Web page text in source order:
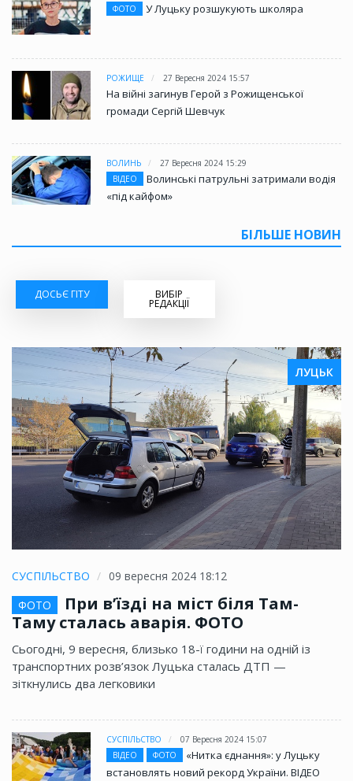
ФОТО
У Луцьку розшукують школяра
РОЖИЩЕ 27 Вересня 2024 15:57
На війні загинув Герой з Рожищенської
громади Сергій Шевчук
ВОЛИНЬ
27 Вересня 2024 15:29
ВІДЕО
Волинські патрульні затримали водія
«під кайфом»
БІЛЬШЕ НОВИН
ДОСЬЄ ГІТУ ВИБІР
РЕДАКЦІЇ
ЛУЦЬК
СУСПІЛЬСТВО
09 вересня 2024 18:12
ФОТО
При в’їзді на міст біля Там-
Таму сталась аварія. ФОТО
Сьогодні, 9 вересня, близько 18-ї години на одній із
транспортних розв’язок Луцька сталась ДТП —
зіткнулись два легковики
СУСПІЛЬСТВО
07 Вересня 2024 15:07
ВІДЕО
ФОТО
«Нитка єднання»: у Луцьку
встановлять новий рекорд України. ВІДЕО